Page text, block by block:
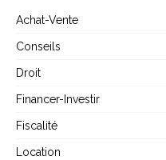
Achat-Vente
Conseils
Droit
Financer-Investir
Fiscalité
Location